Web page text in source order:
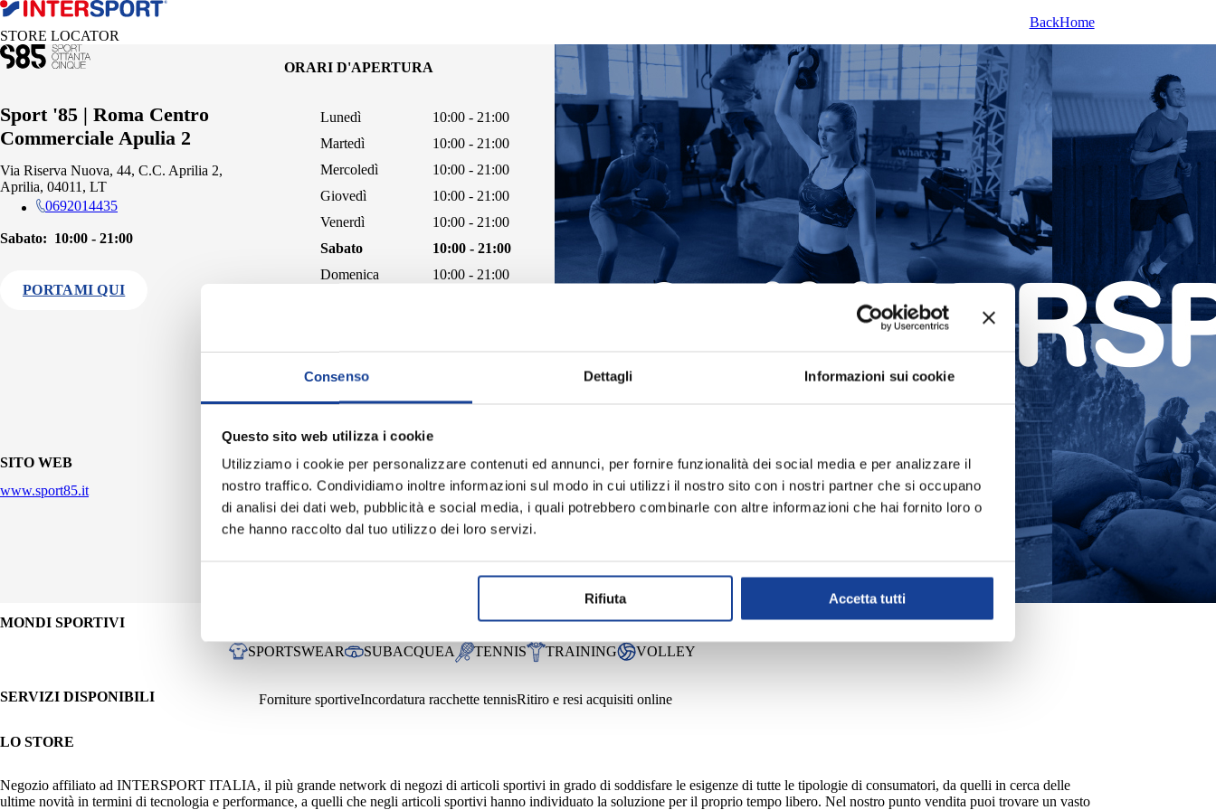
Consenso Dettagli Informazioni sui cookie
Questo sito web utilizza i cookie
Utilizziamo i cookie per personalizzare contenuti ed annunci, per fornire funzionalità dei social media e per analizzare il
nostro traffico. Condividiamo inoltre informazioni sul modo in cui utilizzi il nostro sito con i nostri partner che si occupano
di analisi dei dati web, pubblicità e social media, i quali potrebbero combinarle con altre informazioni che hai fornito loro o
che hanno raccolto dal tuo utilizzo dei loro servizi.
Rifiuta Accetta tutti
BackHome
STORE LOCATOR
Sport '85 | Roma Centro
Commerciale Apulia 2
Via Riserva Nuova, 44, C.C. Aprilia 2,
Aprilia, 04011, LT
0692014435
Sabato: 10:00 - 21:00
PORTAMI QUI
ORARI D'APERTURA
Lunedì
10:00 - 21:00
Martedì
10:00 - 21:00
Mercoledì
10:00 - 21:00
Giovedì
10:00 - 21:00
Venerdì
10:00 - 21:00
Sabato
10:00 - 21:00
Domenica
10:00 - 21:00
SITO WEB
www.sport85.it
MONDI SPORTIVI
SPORTSWEAR
SUBACQUEA TENNIS TRAINING VOLLEY
SERVIZI DISPONIBILI Forniture sportiveIncordatura racchette tennisRitiro e resi acquisiti online
LO STORE
Negozio affiliato ad INTERSPORT ITALIA, il più grande network di negozi di articoli sportivi in grado di soddisfare le esigenze di tutte le tipologie di consumatori, da quelli in cerca delle
ultime novità in termini di tecnologia e performance, a quelli che negli articoli sportivi hanno individuato la soluzione per il proprio tempo libero. Nel nostro punto vendita puoi trovare un vasto